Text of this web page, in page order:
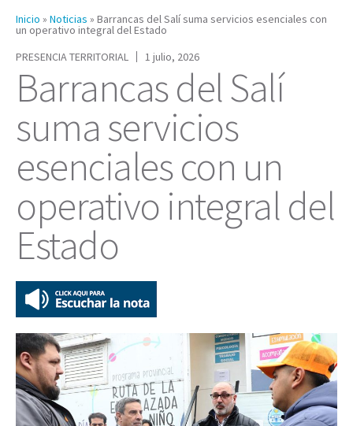
Inicio » Noticias » Barrancas del Salí suma servicios esenciales con
un operativo integral del Estado
PRESENCIA TERRITORIAL
1 julio, 2026
Barrancas del Salí
suma servicios
esenciales con un
operativo integral del
Estado